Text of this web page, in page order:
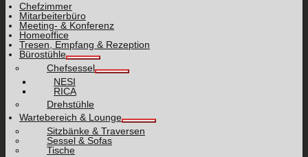
Chefzimmer
Mitarbeiterbüro
Meeting- & Konferenz
Homeoffice
Tresen, Empfang & Rezeption
Bürostühle
Chefsessel
NESI
RICA
Drehstühle
Wartebereich & Lounge
Sitzbänke & Traversen
Sessel & Sofas
Tische